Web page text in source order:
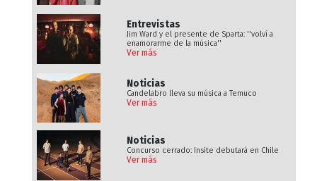
Entrevistas
Jim Ward y el presente de Sparta: ''volví a
enamorarme de la música''
Ver más
Noticias
Candelabro lleva su música a Temuco
Ver más
Noticias
Concurso cerrado: Insite debutará en Chile
Ver más